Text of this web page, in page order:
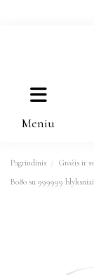
Meniu
Pagrindinis Grožis ir
B080 su 999999